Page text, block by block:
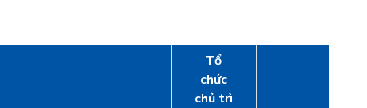
Tổ
chức
chủ trì